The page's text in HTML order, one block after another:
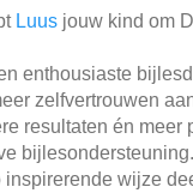
Luus jouw kind om
enthousiaste
zelfvertrouwen
resultaten én meer
bijlesondersteuning.
wijze